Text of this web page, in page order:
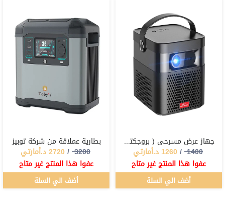
جهاز عرض مسرحي ( بروجكتر ) باين تك
1400
/
1260 د.أمارتي
عفوا هذا المنتج غير متاح
أضف الي السلة
بطارية عملاقة من شركة توبيز
3200
/
2720د.أمارتي
عفوا هذا المنتج غير متاح
أضف الي السلة